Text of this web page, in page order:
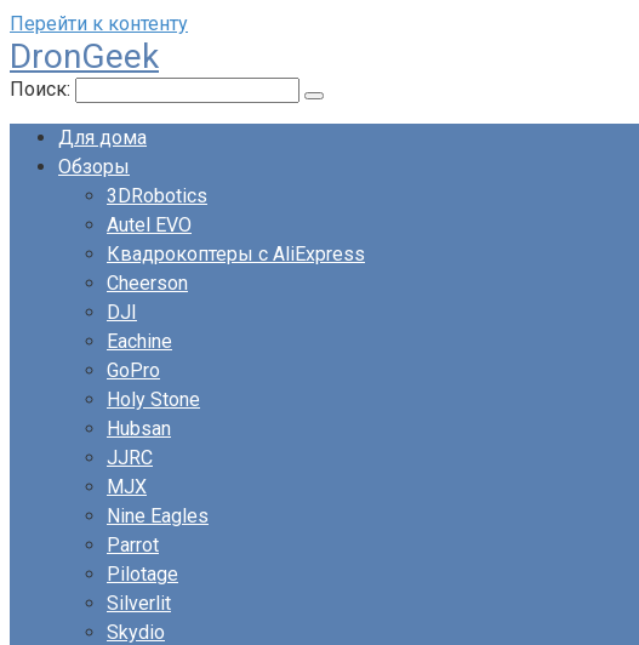
Перейти к контенту
DronGeek
Поиск:
Для дома
Обзоры
3DRobotics
Autel EVO
Квадрокоптеры с AliExpress
Cheerson
DJI
Eachine
GoPro
Holy Stone
Hubsan
JJRC
MJX
Nine Eagles
Parrot
Pilotage
Silverlit
Skydio